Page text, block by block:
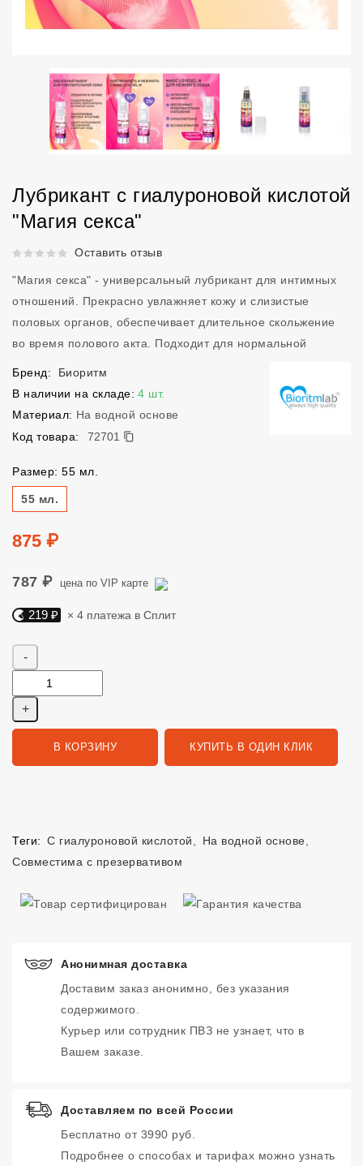
Лубрикант с гиалуроновой кислотой
"Магия секса"
Рейтинг 5 из 5.Оставить отзыв
"Магия секса" - универсальный лубрикант для интимных
отношений. Прекрасно увлажняет кожу и слизистые
половых органов, обеспечивает длительное скольжение
во время полового акта. Подходит для нормальной
Бренд:
Биоритм
В наличии на складе: 4 шт.
Материал: На водной основе
Код товара:
72701
72701
Размер: 55 мл.
Размер
55 мл.
Цена
875 ₽
787 ₽ цена по VIP карте
Яндекс Сплит. 219 руб, 4 платежа в Сплит
219 ₽ × 4 платежа в Сплит
В КОРЗИНУ КУПИТЬ В ОДИН КЛИК
Теги: С гиалуроновой кислотой На водной основе
Совместима с презервативом
Анонимная доставка
Доставим заказ анонимно, без указания
содержимого.
Курьер или сотрудник ПВЗ не узнает, что в
Вашем заказе.
Доставляем по всей России
Бесплатно от 3990 руб.
Подробнее о способах и тарифах можно узнать